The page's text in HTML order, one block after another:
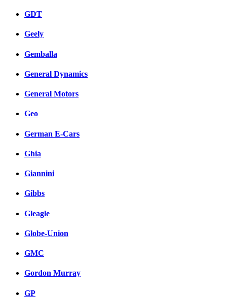
GDT
Geely
Gemballa
General Dynamics
General Motors
Geo
German E-Cars
Ghia
Giannini
Gibbs
Gleagle
Globe-Union
GMC
Gordon Murray
GP